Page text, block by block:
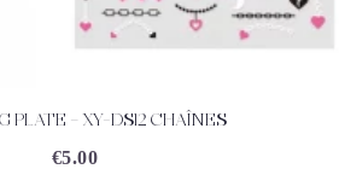
DÉTAILS
PLATE – XY-DS12 CHAÎNES
€5.00